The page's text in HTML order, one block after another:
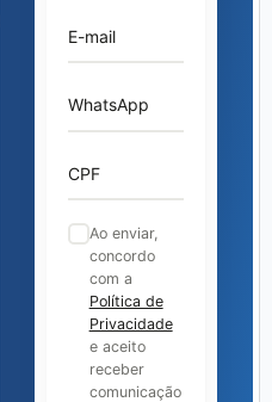
E-mail
WhatsApp
CPF
Ao enviar,
concordo
com a
Política de
Privacidade
e aceito
receber
comunicação